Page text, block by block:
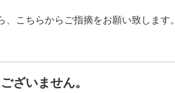
こちらからご指摘をお願い致します。
ざいません。